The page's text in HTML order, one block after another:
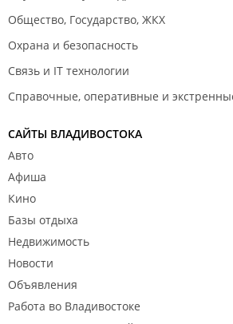
Общество, Государство, ЖКХ
Охрана и безопасность
Связь и IT технологии
Справочные, оперативные и
САЙТЫ ВЛАДИВОСТОКА
Авто
Афиша
Кино
Базы отдыха
Недвижимость
Новости
Объявления
Работа во Владивостоке